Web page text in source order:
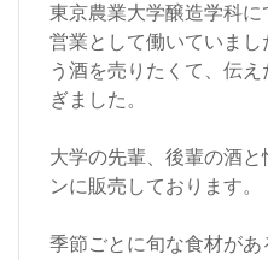
東京農業大学醸造学科
営業として働いていま
う酒を売りたくて、伝
ぎました。
大学の先輩、後輩の酒
ンに販売しております。
季節ごとに旬な食材が